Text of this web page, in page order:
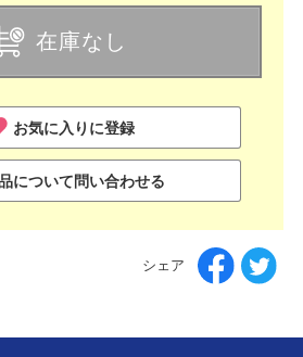
在庫なし
お気に入りに登録
について問い合わせる
シェア